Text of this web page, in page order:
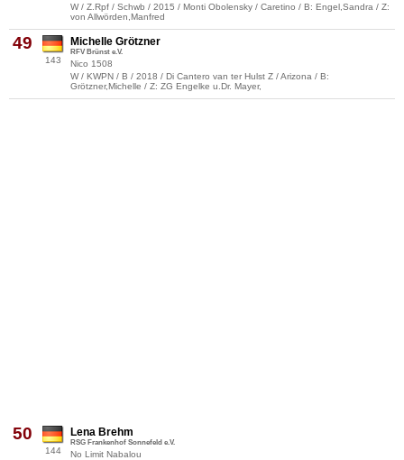
W / Z.Rpf / Schwb / 2015 / Monti Obolensky / Caretino / B: Engel,Sandra / Z:
von Allwörden,Manfred
49
143
Michelle Grötzner
RFV Brünst e.V.
Nico 1508
W / KWPN / B / 2018 / Di Cantero van ter Hulst Z / Arizona / B:
Grötzner,Michelle / Z: ZG Engelke u.Dr. Mayer,
50
144
Lena Brehm
RSG Frankenhof Sonnefeld e.V.
No Limit Nabalou